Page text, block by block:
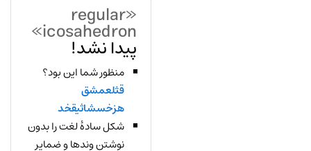
«regular
icosahedron»
پیدا نشد!
منظور شما این بود؟
قثلعمشق
هزخسشاثیقخد
شکل سادهٔ لغت را بدون
نوشتن وندها و ضمایر